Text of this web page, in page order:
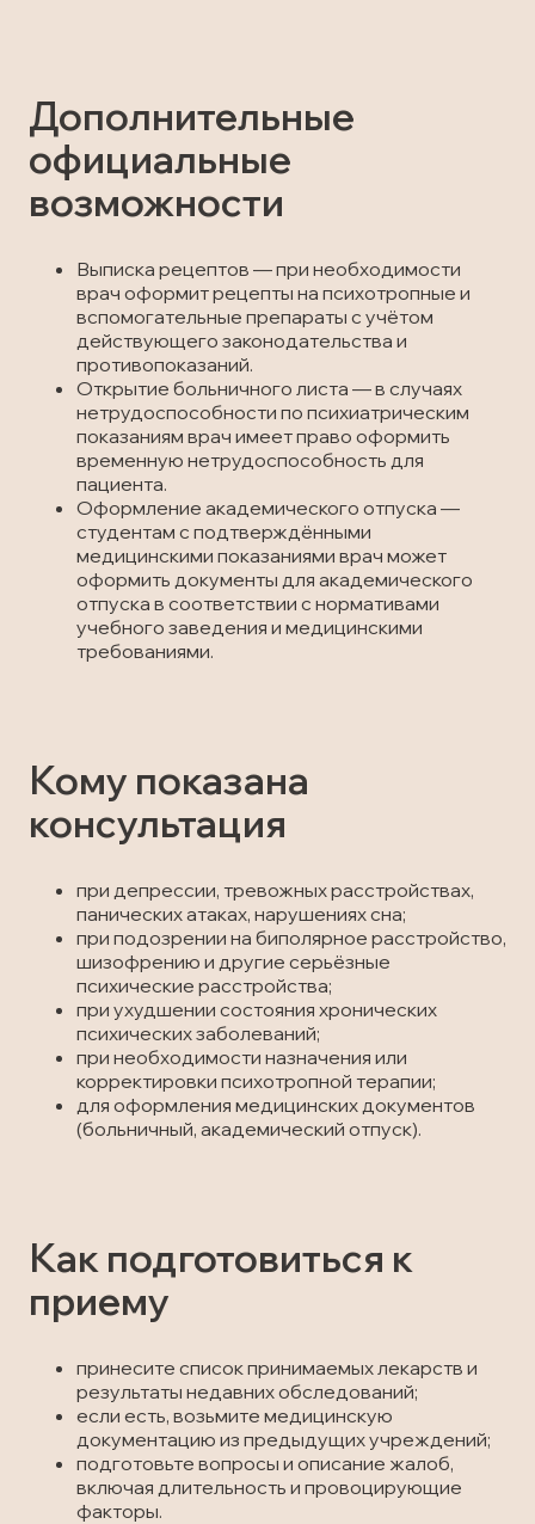
Дополнительные
официальные
возможности
Выписка рецептов — при необходимости
врач оформит рецепты на психотропные и
вспомогательные препараты с учётом
действующего законодательства и
противопоказаний.
Открытие больничного листа — в случаях
нетрудоспособности по психиатрическим
показаниям врач имеет право оформить
временную нетрудоспособность для
пациента.
Оформление академического отпуска —
студентам с подтверждёнными
медицинскими показаниями врач может
оформить документы для академического
отпуска в соответствии с нормативами
учебного заведения и медицинскими
требованиями.
Кому показана
консультация
при депрессии, тревожных расстройствах,
панических атаках, нарушениях сна;
при подозрении на биполярное расстройство,
шизофрению и другие серьёзные
психические расстройства;
при ухудшении состояния хронических
психических заболеваний;
при необходимости назначения или
корректировки психотропной терапии;
для оформления медицинских документов
(больничный, академический отпуск).
Как подготовиться к
приему
принесите список принимаемых лекарств и
результаты недавних обследований;
если есть, возьмите медицинскую
документацию из предыдущих учреждений;
подготовьте вопросы и описание жалоб,
включая длительность и провоцирующие
факторы.